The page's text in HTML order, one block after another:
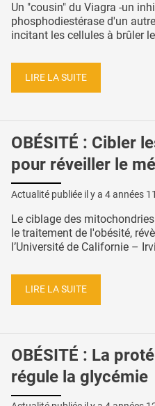
Un "cousin" du Viagra -un
phosphodiestérase d'un
incitant les cellules à brûler
LIRE LA SUITE
OBÉSITÉ : Cibler
pour réveiller le
Actualité publiée il y a 4 années
Le ciblage des
le traitement de l'obésité,
l’Université de Californie –
LIRE LA SUITE
OBÉSITÉ : La
régule la glycémie